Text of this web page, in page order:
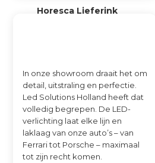
Horesca Lieferink
In onze showroom draait het om
detail, uitstraling en perfectie.
Led Solutions Holland heeft dat
volledig begrepen. De LED-
verlichting laat elke lijn en
laklaag van onze auto’s – van
Ferrari tot Porsche – maximaal
tot zijn recht komen.